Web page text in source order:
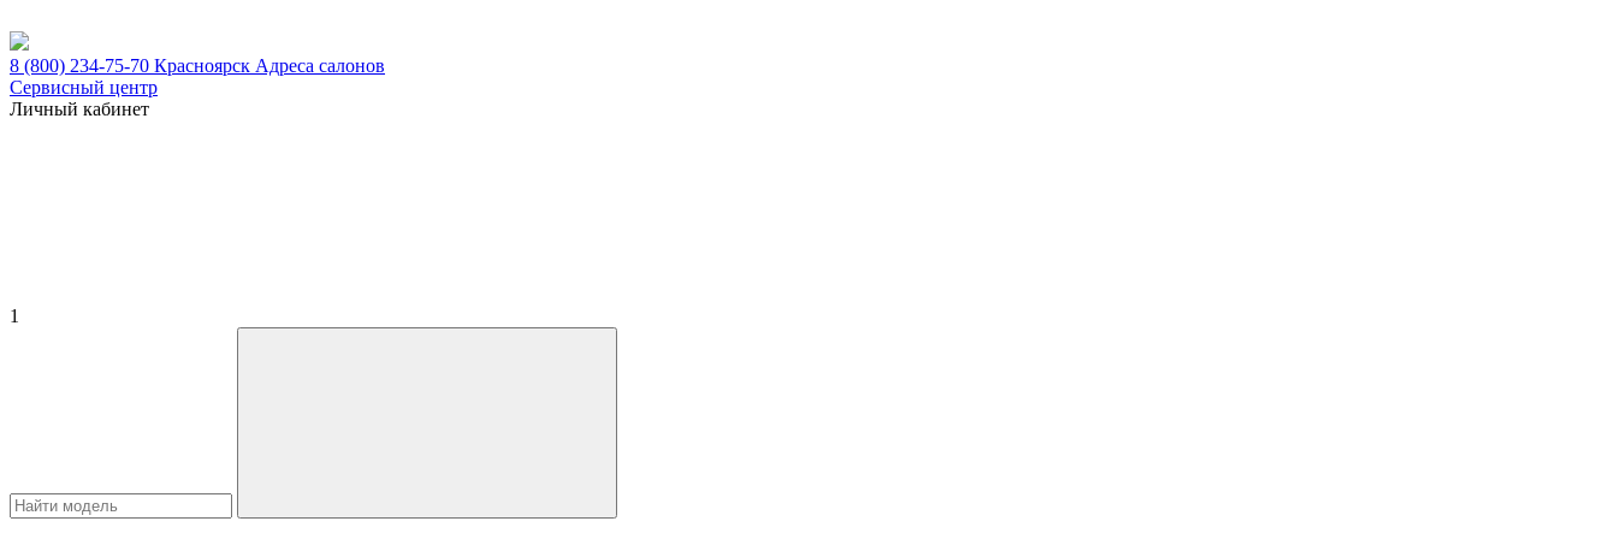
8 (800) 234-75-70 Красноярск Адреса салонов
Сервисный центр
Личный кабинет
1